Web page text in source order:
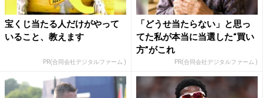
宝くじ当たる人だけがやって
いること、教えます
PR(合同会社デジタルファーム )
「どうせ当たらない」と思っ
てた私が本当に当選した“買い
方”がこれ
PR(合同会社デジタルファーム )